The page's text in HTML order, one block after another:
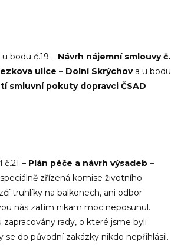
bodu č.19 – Návrh nájemní smlouvy č.
ulice – Dolní Skrýchova u bodu
smluvní pokuty dopravci ČSAD
– Plán péče a návrh výsadeb –
zřízená komise životního
truhlíky na balkonech, ani odbor
nás zatím nikam moc neposunul.
rady, o které jsme byli
se do původní zakázky nikdo nepřihlásil.